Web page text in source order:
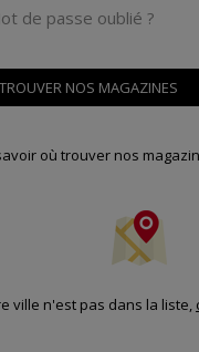
de passe oublié ?
NOS MAGAZINES
où trouver nos
ville n'est pas dans la liste,